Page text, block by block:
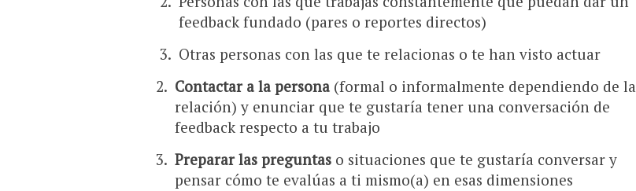
feedback fundado (pares o reportes directos)
Otras personas con las que te relacionas o te han visto actuar
Contactar a la persona(formal o informalmente dependiendo de la
relación) y enunciar que te gustaría tener una conversación de
feedback respecto a tu trabajo
Preparar las preguntaso situaciones que te gustaría conversar y
pensar cómo te evalúas a ti mismo(a) en esas dimensiones